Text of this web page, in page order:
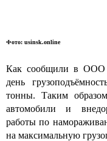
Фото: usinsk.online
Как сообщили в ООО
день
тонны. Таким
автомобили и
работы по
на максимальную